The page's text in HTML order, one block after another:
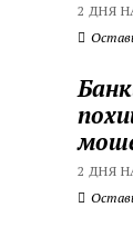
2 ДНЯ
2 ДНЯ